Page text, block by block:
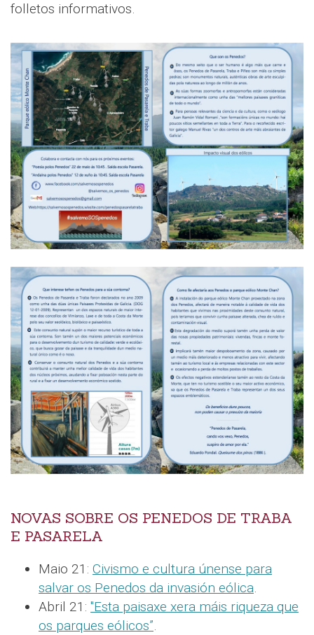
folletos informativos.
NOVAS SOBRE OS PENEDOS DE TRABA
E PASARELA
Maio 21: Civismo e cultura únense para
salvar os Penedos da invasión eólica.
Abril 21: "Esta paisaxe xera máis riqueza que
os parques eólicos”.